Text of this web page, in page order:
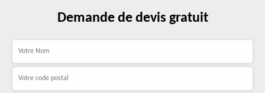
Demande de devis gratuit